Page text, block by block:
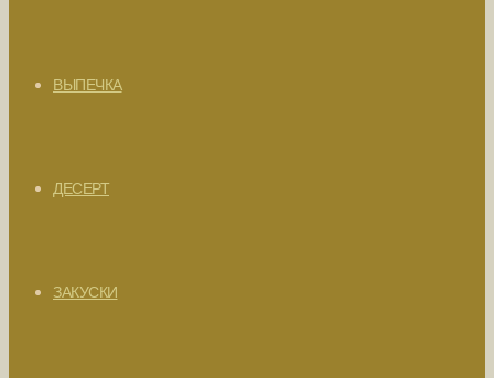
ВЫПЕЧКА
ДЕСЕРТ
ЗАКУСКИ